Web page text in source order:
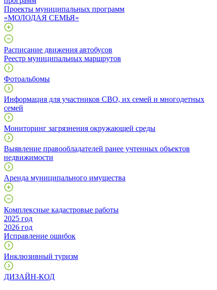
Проекты муниципальных программ
«МОЛОДАЯ СЕМЬЯ»
Расписание движения автобусов
Реестр муниципальных маршрутов
Фотоальбомы
Информация для участников СВО, их семей и многодетных
семей
Мониторинг загрязнения окружающей среды
Выявление правообладателей ранее учтенных объектов
недвижимости
Аренда муниципального имущества
Комплексные кадастровые работы
2025 год
2026 год
Исправление ошибок
Инклюзивный туризм
ДИЗАЙН-КОД